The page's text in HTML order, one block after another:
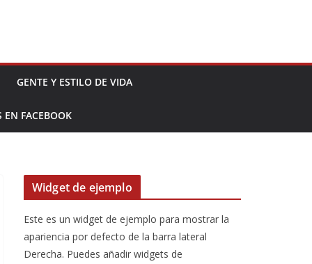
GENTE Y ESTILO DE VIDA
EN FACEBOOK
Widget de ejemplo
Este es un widget de ejemplo para mostrar la
apariencia por defecto de la barra lateral
Derecha. Puedes añadir widgets de